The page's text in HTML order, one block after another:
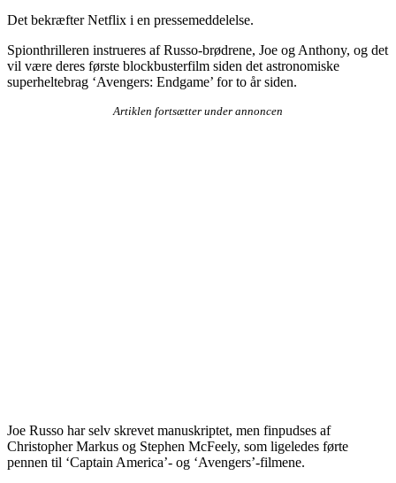
Det bekræfter Netflix i en pressemeddelelse.
Spionthrilleren instrueres af Russo-brødrene, Joe og Anthony, og det
vil være deres første blockbusterfilm siden det astronomiske
superheltebrag ‘Avengers: Endgame’ for to år siden.
Artiklen fortsætter under annoncen
Joe Russo har selv skrevet manuskriptet, men finpudses af
Christopher Markus og Stephen McFeely, som ligeledes førte
pennen til ‘Captain America’- og ‘Avengers’-filmene.